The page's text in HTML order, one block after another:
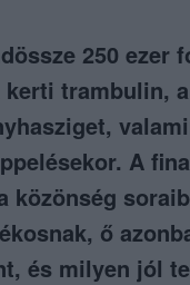
250 ezer
trambulin,
A
közönség
ő
és milyen jól